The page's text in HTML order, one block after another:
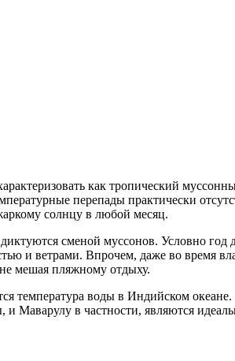
как тропический
перепады практически
солнцу в любой месяц.
сменой муссонов. Условно год
и ветрами. Впрочем, даже во время
мешая пляжному отдыху.
температура воды в Индийском
и Маварулу в частности, являются